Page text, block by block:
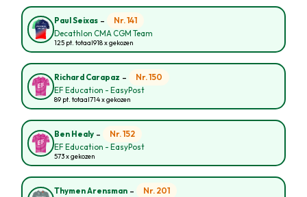
Paul Seixas - Nr. 141
Decathlon CMA CGM Team
125 pt. totaal918 x gekozen
Richard Carapaz - Nr. 150
EF Education - EasyPost
89 pt. totaal714 x gekozen
Ben Healy - Nr. 152
EF Education - EasyPost
573 x gekozen
Thymen Arensman - Nr. 201